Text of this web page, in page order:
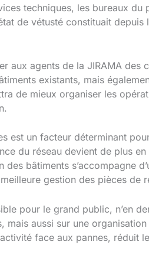
techniques, les bureaux
de vétusté constituait
aux agents de la JIRAMA
existants, mais
de mieux organiser les
est un facteur déterminant
du réseau devient de plus
des bâtiments s’accompagne
gestion des pièces de
pour le grand public, n’en
mais aussi sur une
face aux pannes, réduit